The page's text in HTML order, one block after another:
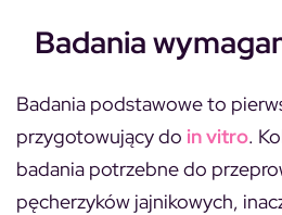
Badania
Badania podstawowe to
przygotowujący do in vitro.
badania potrzebne do
pęcherzyków jajnikowych,